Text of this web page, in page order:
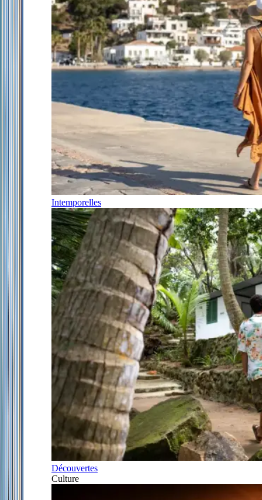
Intemporelles
Découvertes
Culture